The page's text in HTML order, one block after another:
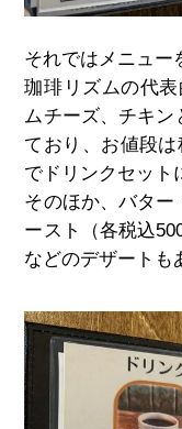
それではメニュー
珈琲リズムの代
ムチーズ、チキ
ており、お値段
でドリンクセット
そのほか、バター
ースト（各税込
などのデザートも